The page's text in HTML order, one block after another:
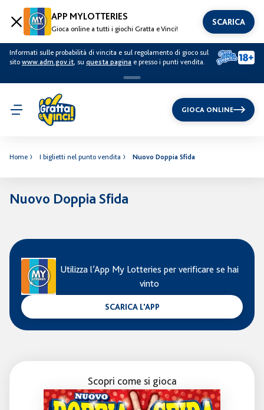
APP MYLOTTERIES
Gioca online a tutti i giochi Gratta e Vinci!
SCARICA
Informati sulle probabilità di vincita e sul regolamento di gioco sul
sito www.adm.gov.it, su questa pagina e presso i punti vendita.
GIOCA ONLINE
Home I biglietti nel punto vendita Nuovo Doppia Sfida
Nuovo Doppia Sfida
Utilizza l’App My Lotteries per verificare se hai
vinto
SCARICA L'APP
Scopri come si gioca